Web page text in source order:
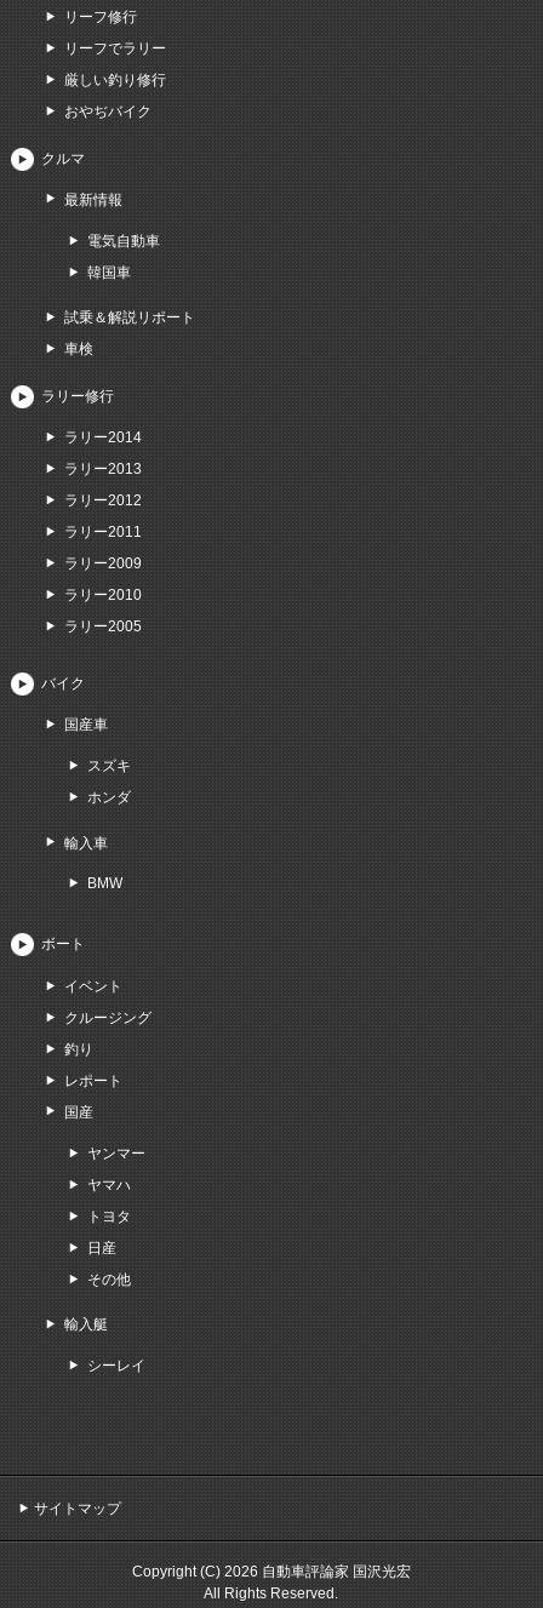
リーフ修行
リーフでラリー
厳しい釣り修行
おやぢバイク
クルマ
最新情報
電気自動車
韓国車
試乗＆解説リポート
車検
ラリー修行
ラリー2014
ラリー2013
ラリー2012
ラリー2011
ラリー2009
ラリー2010
ラリー2005
バイク
国産車
スズキ
ホンダ
輸入車
BMW
ボート
イベント
クルージング
釣り
レポート
国産
ヤンマー
ヤマハ
トヨタ
日産
その他
輸入艇
シーレイ
サイトマップ
Copyright (C) 2026 自動車評論家 国沢光宏
All Rights Reserved.